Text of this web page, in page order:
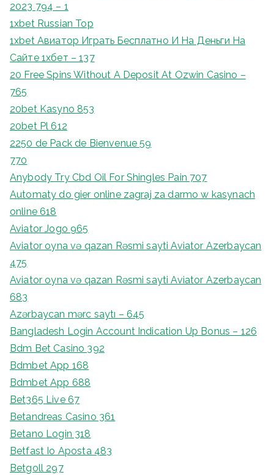
2023 794 – 1
1xbet Russian Top
1xbet Авиатор Играть Бесплатно И На Деньги На
Сайте 1хбет – 137
20 Free Spins Without A Deposit At Ozwin Casino –
765
20bet Kasyno 853
20bet Pl 612
2250 de Pack de Bienvenue 59
770
Anybody Try Cbd Oil For Shingles Pain 707
Automaty do gier online zagraj za darmo w kasynach
online 618
Aviator Jogo 965
Aviator oyna və qazan Rəsmi sayti Aviator Azerbaycan
475
Aviator oyna və qazan Rəsmi sayti Aviator Azerbaycan
683
Azərbaycan mərc saytı – 645
Bangladesh Login Account Indication Up Bonus – 126
Bdm Bet Casino 392
Bdmbet App 168
Bdmbet App 688
Bet365 Live 67
Betandreas Casino 361
Betano Login 318
Betfast Io Aposta 483
Betgoll 297